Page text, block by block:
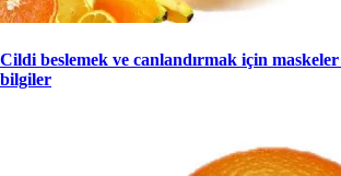
Cildi beslemek ve canlandırmak için
bilgiler